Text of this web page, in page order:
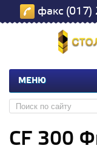
факс (017)
МЕНЮ
CF 300